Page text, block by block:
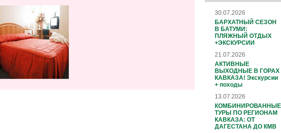
30.07.2026
БАРХАТНЫЙ СЕЗОН
В БАТУМИ:
ПЛЯЖНЫЙ ОТДЫХ
+ЭКСКУРСИИ
21.07.2026
АКТИВНЫЕ
ВЫХОДНЫЕ В ГОРАХ
КАВКАЗА! Экскурсии
+ походы
13.07.2026
КОМБИНИРОВАННЫЕ
ТУРЫ ПО РЕГИОНАМ
КАВКАЗА: ОТ
ДАГЕСТАНА ДО КМВ